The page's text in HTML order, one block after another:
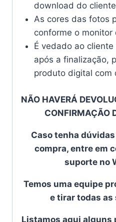
download do
As cores das fotos
conforme o monitor
É vedado ao
após a finalização,
produto digital com
NÃO HAVERÁ
CONFIRMAÇÃO
Caso tenha
compra, entre em
suporte no
Temos uma equipe
e tirar todas as
Listamos aqui alguns